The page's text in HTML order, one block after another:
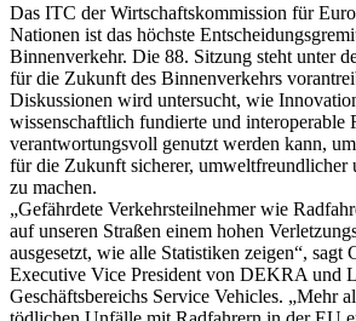
Das ITC der Wirtschaftskommission für
Nationen ist das höchste
Binnenverkehr. Die 88. Sitzung steht unter
für die Zukunft des Binnenverkehrs
Diskussionen wird untersucht, wie
wissenschaftlich fundierte und interoperable
verantwortungsvoll genutzt werden kann,
für die Zukunft sicherer, umweltfreundlicher
zu machen.
„Gefährdete Verkehrsteilnehmer wie
auf unseren Straßen einem hohen
ausgesetzt, wie alle Statistiken zeigen“, sagt
Executive Vice President von DEKRA und
Geschäftsbereichs Service Vehicles. „Mehr